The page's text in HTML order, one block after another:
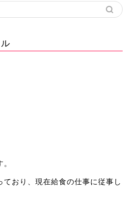
おり、現在給食の仕事に従事し